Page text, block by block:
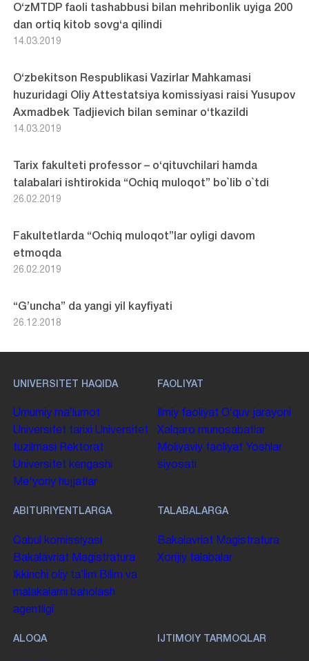
O‘zMTDP faoli tashabbusi bilan mehribonlik uyiga 200
dan ortiq kitob sovg‘a qilindi
14.03.2019
O‘zbekitson Respublikasi Vazirlar Mahkamasi
huzuridagi Oliy Attestatsiya komissiyasi raisi Yusupov
Axmadbek Tadjievich bilan seminar o‘tkazildi
14.03.2019
Tarix fakulteti professor – o‘qituvchilari hamda
talabalari ishtirokida “Ochiq muloqot” bo`lib o`tdi
26.02.2019
Fakultetlarda “Ochiq muloqot”lar oyligi davom
etmoqda
26.02.2019
“G’uncha” da yangi yil kayfiyati
26.12.2018
UNIVERSITET HAQIDA
Umumiy maʼlumot
Universitet tarixi Universitet
tuzilmasi
Rektorat
Universitet kengashi
Me'yoriy hujjatlar
FAOLIYAT
Ilmiy faoliyat Oʻquv jarayoni
Xalqaro munosabatlar
Moliyaviy faoliyat Yoshlar
siyosati
ABITURIYENTLARGA
Qabul komissiyasi
Bakalavriat Magistratura
Ikkinchi oliy taʼlim Bilim va
malakalarni baholash
agentligi
TALABALARGA
Bakalavriat Magistratura
Xorijiy talabalar
ALOQA IJTIMOIY TARMOQLAR